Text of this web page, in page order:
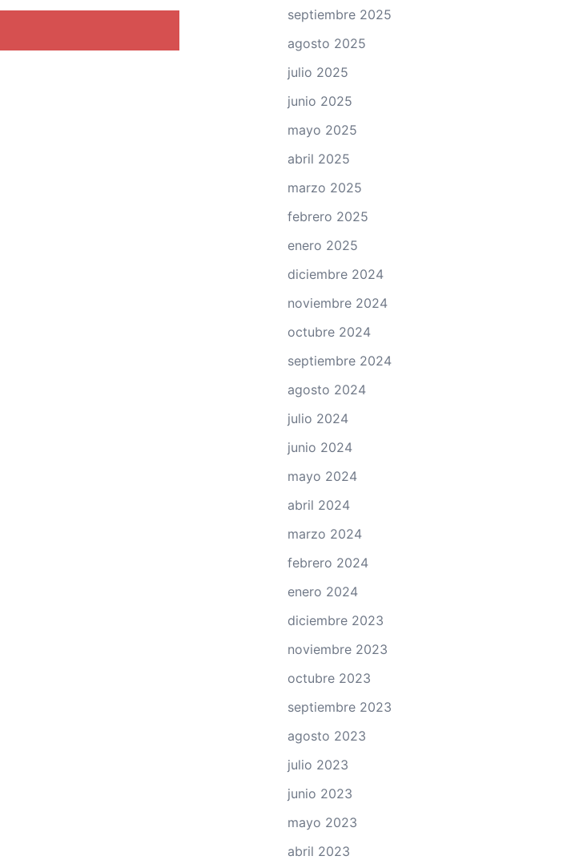
septiembre 2025
agosto 2025
julio 2025
junio 2025
mayo 2025
abril 2025
marzo 2025
febrero 2025
enero 2025
diciembre 2024
noviembre 2024
octubre 2024
septiembre 2024
agosto 2024
julio 2024
junio 2024
mayo 2024
abril 2024
marzo 2024
febrero 2024
enero 2024
diciembre 2023
noviembre 2023
octubre 2023
septiembre 2023
agosto 2023
julio 2023
junio 2023
mayo 2023
abril 2023